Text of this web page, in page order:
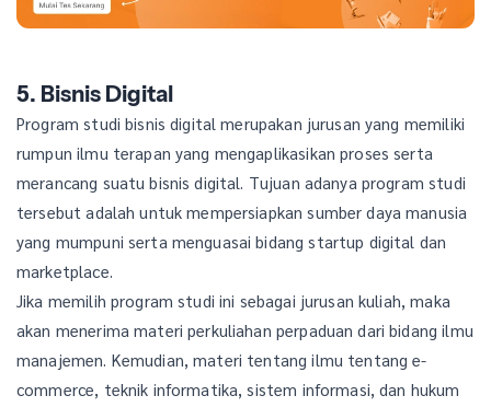
5. Bisnis Digital
Program studi bisnis digital merupakan jurusan yang memiliki
rumpun ilmu terapan yang mengaplikasikan proses serta
merancang suatu bisnis digital. Tujuan adanya program studi
tersebut adalah untuk mempersiapkan sumber daya manusia
yang mumpuni serta menguasai bidang startup digital dan
marketplace.
Jika memilih program studi ini sebagai jurusan kuliah, maka
akan menerima materi perkuliahan perpaduan dari bidang ilmu
manajemen. Kemudian, materi tentang ilmu tentang e-
commerce, teknik informatika, sistem informasi, dan hukum